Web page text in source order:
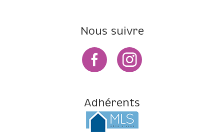
Nous suivre
Adhérents